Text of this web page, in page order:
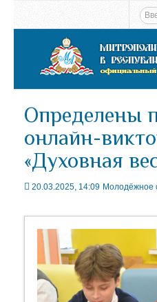
Определены
онлайн-
«Духовная
20.03.2025, 14:09 Молодёжное